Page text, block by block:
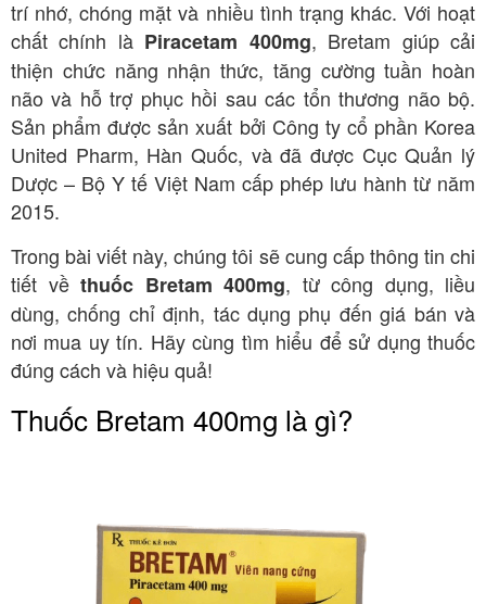
trí nhớ, chóng mặt và nhiều tình trạng khác. Với hoạt
chất chính là Piracetam 400mg, Bretam giúp cải
thiện chức năng nhận thức, tăng cường tuần hoàn
não và hỗ trợ phục hồi sau các tổn thương não bộ.
Sản phẩm được sản xuất bởi Công ty cổ phần Korea
United Pharm, Hàn Quốc, và đã được Cục Quản lý
Dược – Bộ Y tế Việt Nam cấp phép lưu hành từ năm
2015.
Trong bài viết này, chúng tôi sẽ cung cấp thông tin chi
tiết về thuốc Bretam 400mg, từ công dụng, liều
dùng, chống chỉ định, tác dụng phụ đến giá bán và
nơi mua uy tín. Hãy cùng tìm hiểu để sử dụng thuốc
đúng cách và hiệu quả!
Thuốc Bretam 400mg là gì?